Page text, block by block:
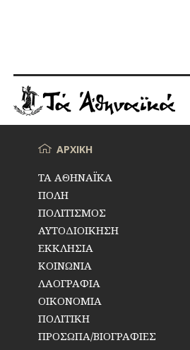
ΜενούΑΡΧΙΚΗ
ΤΑ ΑΘΗΝΑΪΚΑ
ΠΟΛΗ
ΠΟΛΙΤΙΣΜΟΣ
ΑΥΤΟΔΙΟΙΚΗΣΗ
ΕΚΚΛΗΣΙΑ
ΚΟΙΝΩΝΙΑ
ΛΑΟΓΡΑΦΙΑ
ΟΙΚΟΝΟΜΙΑ
ΠΟΛΙΤΙΚΗ
ΠΡΟΣΩΠΑ/ΒΙΟΓΡΑΦΙΕΣ